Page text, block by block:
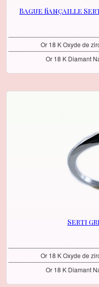
Bague fiançaille
Or 18 K Oxyde de
Or 18 K Diamant
Serti
Or 18 K Oxyde de
Or 18 K Diamant